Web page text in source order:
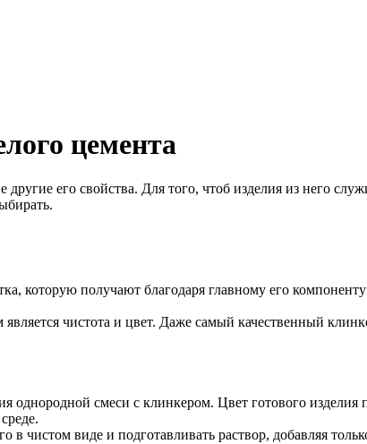
цемента
его свойства. Для того, чтоб изделия из него
которую получают благодаря главному его
чистота и цвет. Даже самый качественный
смеси с клинкером. Цвет готового изделия
в чистом виде и подготавливать раствор, добавляя